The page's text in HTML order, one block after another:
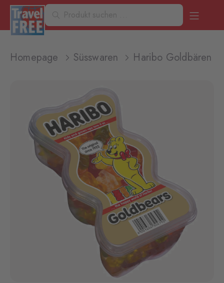
Homepage Süsswaren Haribo Goldbären